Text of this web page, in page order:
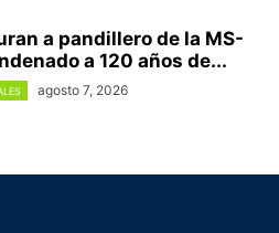
a pandillero de la MS-
a 120 años de...
agosto 7, 2026